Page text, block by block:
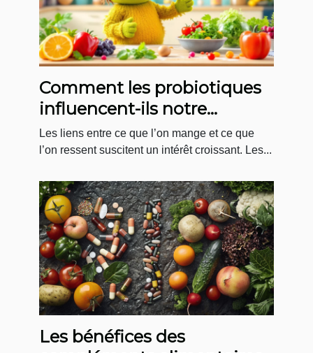
Comment les probiotiques
influencent-ils notre
humeur quotidienne ?
Les liens entre ce que l’on mange et ce que
l’on ressent suscitent un intérêt croissant. Les...
Les bénéfices des